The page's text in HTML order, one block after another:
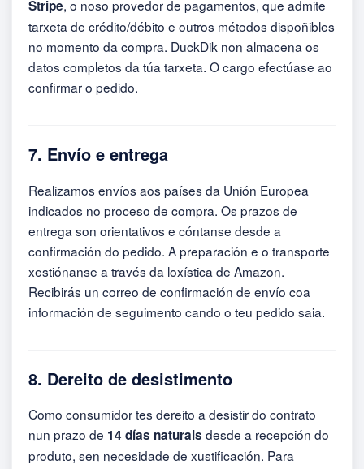
Stripe, o noso provedor de pagamentos, que admite
tarxeta de crédito/débito e outros métodos dispoñibles
no momento da compra. DuckDik non almacena os
datos completos da túa tarxeta. O cargo efectúase ao
confirmar o pedido.
7. Envío e entrega
Realizamos envíos aos países da Unión Europea
indicados no proceso de compra. Os prazos de
entrega son orientativos e cóntanse desde a
confirmación do pedido. A preparación e o transporte
xestiónanse a través da loxística de Amazon.
Recibirás un correo de confirmación de envío coa
información de seguimento cando o teu pedido saia.
8. Dereito de desistimento
Como consumidor tes dereito a desistir do contrato
nun prazo de 14 días naturais desde a recepción do
produto, sen necesidade de xustificación. Para